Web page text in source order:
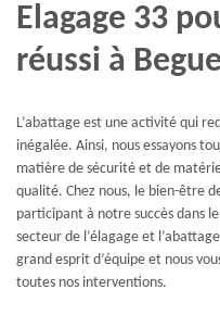
Elagage 33
réussi à
L’abattage est une activité qui
inégalée. Ainsi, nous essayons
matière de sécurité et de
qualité. Chez nous, le bien-être
participant à notre succès dans
secteur de l’élagage et
grand esprit d’équipe et nous
toutes nos interventions.